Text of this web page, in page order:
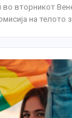
вторникот
на телото